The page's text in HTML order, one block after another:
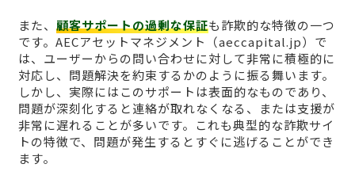
また、 顧客サポートの過剰な保証も詐欺的な特徴の一つ
です。AECアセットマネジメント（aeccapital.jp）で
は、ユーザーからの問い合わせに対して非常に積極的に
対応し、問題解決を約束するかのように振る舞います。
しかし、実際にはこのサポートは表面的なものであり、
問題が深刻化すると連絡が取れなくなる、または支援が
非常に遅れることが多いです。これも典型的な詐欺サイ
トの特徴で、問題が発生するとすぐに逃げることができ
ます。